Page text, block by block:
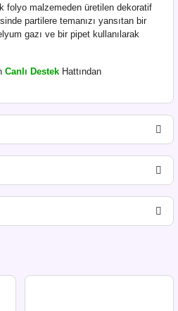
folyo malzemeden üretilen dekoratif
partilere temanızı yansıtan bir
gazı ve bir pipet kullanılarak
Canlı Destek Hattından
yorumu siz yapın!